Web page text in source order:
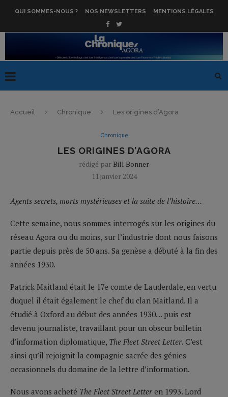
QUI SOMMES-NOUS ? NOS NEWSLETTERS MENTIONS LÉGALES
Accueil Chronique Les origines d’Agora
Chronique
LES ORIGINES D’AGORA
rédigé par Bill Bonner
11 janvier 2024
Agents secrets, morts mystérieuses et la suite de l’histoire…
Cette semaine, nous sommes interrogés sur les origines du
réseau Agora ou du moins, sur l’industrie dont nous faisons
partie depuis près de 50 ans. Sa genèse a débuté à la fin des
années 1930.
Patrick Maitland était le 17e comte de Lauderdale, en vertu
duquel il était également le chef du clan Maitland. Il a
étudié à Oxford au début des années 1930… puis est
devenu journaliste, travaillant pour un obscur bulletin
d’information diplomatique, The Fleet Street Letter. C’est
ainsi qu’il rejoignit la compagnie sacrée des génies
occasionnels du domaine de la lettre d’information.
Nous avons acheté The Fleet Street Letter en 1993. Lord